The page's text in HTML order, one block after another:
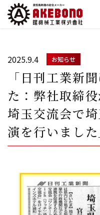
2025.9.4 お知らせ
「日刊工業新
た：弊社取締
埼玉交流会で
演を行いました